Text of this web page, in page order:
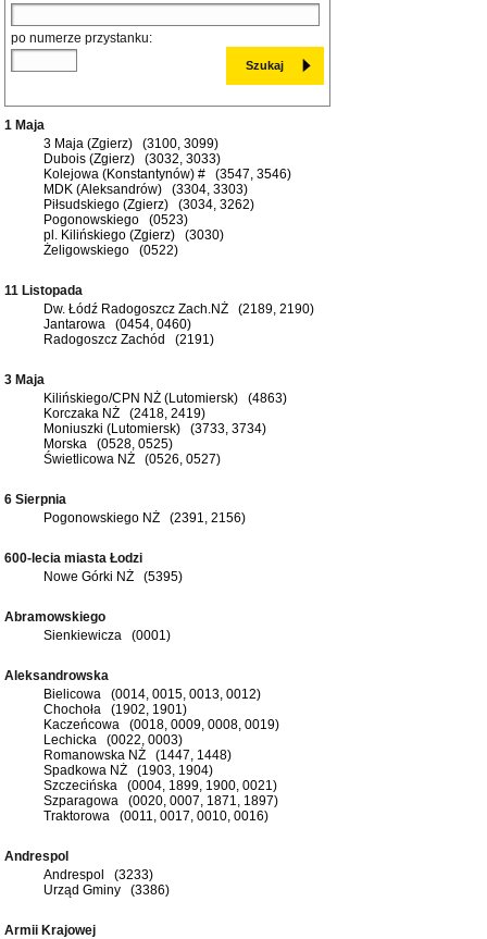
po numerze przystanku:
1 Maja
3 Maja (Zgierz) (3100, 3099)
Dubois (Zgierz) (3032, 3033)
Kolejowa (Konstantynów) # (3547, 3546)
MDK (Aleksandrów) (3304, 3303)
Piłsudskiego (Zgierz) (3034, 3262)
Pogonowskiego (0523)
pl. Kilińskiego (Zgierz) (3030)
Żeligowskiego (0522)
11 Listopada
Dw. Łódź Radogoszcz Zach.NŻ (2189, 2190)
Jantarowa (0454, 0460)
Radogoszcz Zachód (2191)
3 Maja
Kilińskiego/CPN NŻ (Lutomiersk) (4863)
Korczaka NŻ (2418, 2419)
Moniuszki (Lutomiersk) (3733, 3734)
Morska (0528, 0525)
Świetlicowa NŻ (0526, 0527)
6 Sierpnia
Pogonowskiego NŻ (2391, 2156)
600-lecia miasta Łodzi
Nowe Górki NŻ (5395)
Abramowskiego
Sienkiewicza (0001)
Aleksandrowska
Bielicowa (0014, 0015, 0013, 0012)
Chochoła (1902, 1901)
Kaczeńcowa (0018, 0009, 0008, 0019)
Lechicka (0022, 0003)
Romanowska NŻ (1447, 1448)
Spadkowa NŻ (1903, 1904)
Szczecińska (0004, 1899, 1900, 0021)
Szparagowa (0020, 0007, 1871, 1897)
Traktorowa (0011, 0017, 0010, 0016)
Andrespol
Andrespol (3233)
Urząd Gminy (3386)
Armii Krajowej